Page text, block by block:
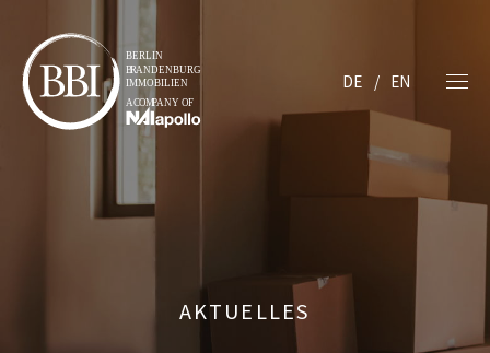
DE EN
AKTUELLES